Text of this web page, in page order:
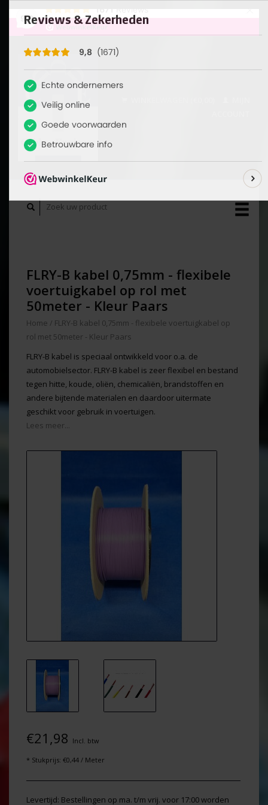
9,8
FLRY-B kabel 0,75mm - flexibele
voertuigkabel op rol met
50meter - Kleur Paars
Home / FLRY-B kabel 0,75mm - flexibele voertuigkabel op
rol met 50meter - Kleur Paars
FLRY-B kabel is speciaal ontwikkeld voor o.a. de
automobielsector. FLRY-B kabel is zeer flexibel en bestand
tegen hitte, koude, oliën, chemicaliën, brandstoffen en
andere bijtende materialen en daardoor uitermate
geschikt voor gebruik in voertuigen.
Lees meer...
€21,98 Incl. btw
* Stukprijs: €0,44 / Meter
Levertijd: Bestellingen op ma. t/m vrij. voor 17:00 worden